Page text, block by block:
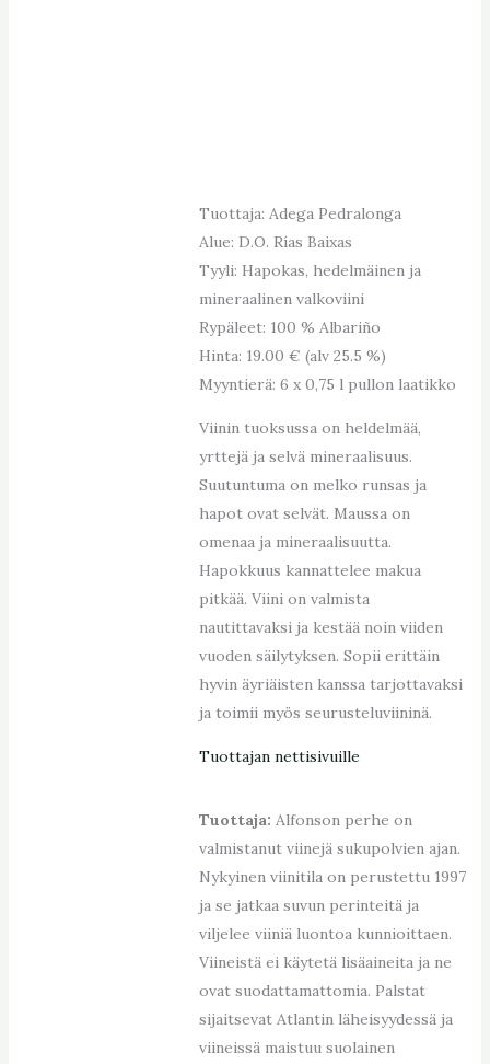
Tuottaja: Adega Pedralonga
Alue: D.O. Rías Baixas
Tyyli: Hapokas, hedelmäinen ja
mineraalinen valkoviini
Rypäleet: 100 % Albariño
Hinta: 19.00 € (alv 25.5 %)
Myyntierä: 6 x 0,75 l pullon laatikko
Viinin tuoksussa on heldelmää,
yrttejä ja selvä mineraalisuus.
Suutuntuma on melko runsas ja
hapot ovat selvät. Maussa on
omenaa ja mineraalisuutta.
Hapokkuus kannattelee makua
pitkää. Viini on valmista
nautittavaksi ja kestää noin viiden
vuoden säilytyksen. Sopii erittäin
hyvin äyriäisten kanssa tarjottavaksi
ja toimii myös seurusteluviininä.
Tuottajan nettisivuille
Tuottaja: Alfonson perhe on
valmistanut viinejä sukupolvien ajan.
Nykyinen viinitila on perustettu 1997
ja se jatkaa suvun perinteitä ja
viljelee viiniä luontoa kunnioittaen.
Viineistä ei käytetä lisäaineita ja ne
ovat suodattamattomia. Palstat
sijaitsevat Atlantin läheisyydessä ja
viineissä maistuu suolainen